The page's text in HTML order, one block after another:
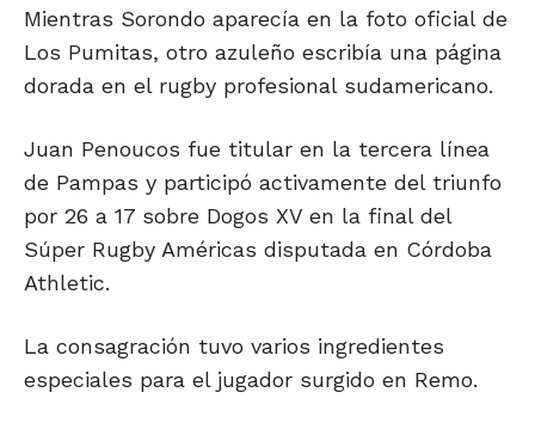
Mientras Sorondo aparecía en la foto oficial de
Los Pumitas, otro azuleño escribía una página
dorada en el rugby profesional sudamericano.
Juan Penoucos fue titular en la tercera línea
de Pampas y participó activamente del triunfo
por 26 a 17 sobre Dogos XV en la final del
Súper Rugby Américas disputada en Córdoba
Athletic.
La consagración tuvo varios ingredientes
especiales para el jugador surgido en Remo.